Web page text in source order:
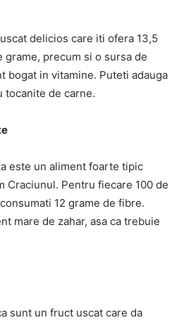
delicios care iti ofera 13,5
grame, precum si o sursa de
bogat in vitamine. Puteti adauga
tocanite de carne.
este un aliment foarte tipic
Craciunul. Pentru fiecare 100 de
12 grame de fibre.
mare de zahar, asa ca trebuie
sunt un fruct uscat care da